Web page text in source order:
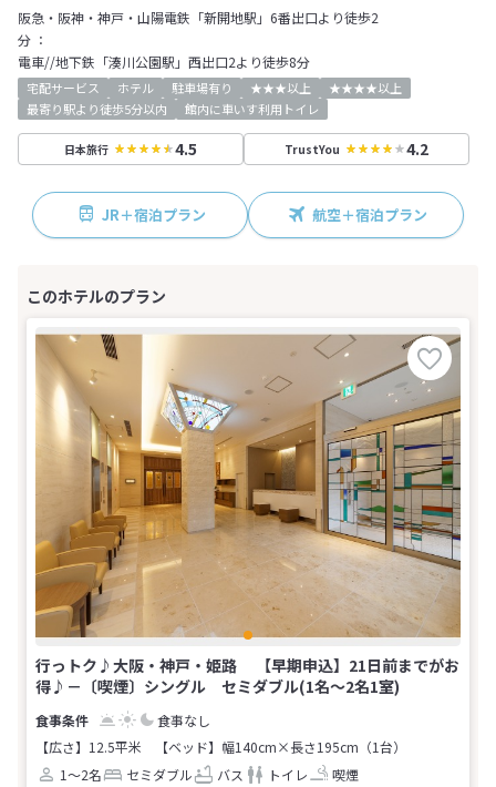
阪急・阪神・神戸・山陽電鉄「新開地駅」6番出口より徒歩2
分 ：
電車//地下鉄「湊川公園駅」西出口2より徒歩8分
宅配サービス ホテル 駐車場有り ★★★以上
★★★★以上
最寄り駅より徒歩5分以内
館内に車いす利用トイレ
日本旅行 4.5 TrustYou 4.2
JR＋宿泊プラン 航空＋宿泊プラン
行っトク♪大阪・神戸・姫路 【早期申込】21日前までがお
得♪－〔喫煙〕シングル セミダブル(1名～2名1室)
食事なし
【広さ】12.5平米
【ベッド】幅140cm×長さ195cm（1台）
1～2名
セミダブル バス トイレ 喫煙